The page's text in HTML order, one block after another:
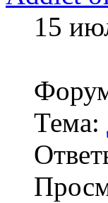
15
Тема: